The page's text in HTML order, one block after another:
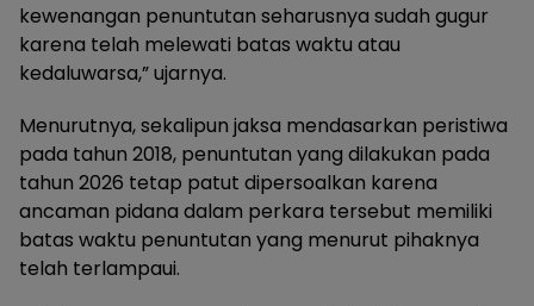
kewenangan penuntutan seharusnya sudah gugur
karena telah melewati batas waktu atau
kedaluwarsa,” ujarnya.
Menurutnya, sekalipun jaksa mendasarkan peristiwa
pada tahun 2018, penuntutan yang dilakukan pada
tahun 2026 tetap patut dipersoalkan karena
ancaman pidana dalam perkara tersebut memiliki
batas waktu penuntutan yang menurut pihaknya
telah terlampaui.